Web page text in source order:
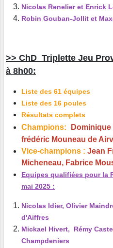
Nicolas Renelier et Enrick
Robin Gouban-Jollit et
>> ChD Triplette Jeu
à 8h00:
Liste des 61 équipes
Liste des 16 poules
Résultats complets
Champions:
Dominique
frédéric Mouneau de
Vice-champions : Jean
Micheneau, Fabrice
Equipes qualifiées pour la
mai 2025 :
Nicolas Idier, Olivier
d'Aiffres
Mickael Hivert, Rémy
Champdeniers